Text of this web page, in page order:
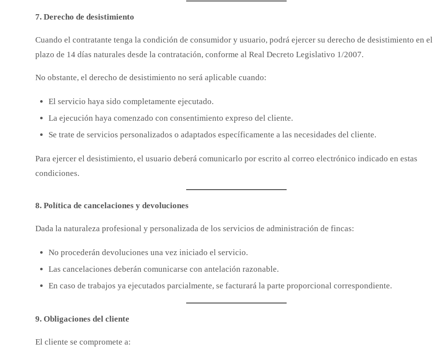
7. Derecho de desistimiento
Cuando el contratante tenga la condición de consumidor y usuario, podrá ejercer su derecho de desistimiento en el
plazo de 14 días naturales desde la contratación, conforme al Real Decreto Legislativo 1/2007.
No obstante, el derecho de desistimiento no será aplicable cuando:
El servicio haya sido completamente ejecutado.
La ejecución haya comenzado con consentimiento expreso del cliente.
Se trate de servicios personalizados o adaptados específicamente a las necesidades del cliente.
Para ejercer el desistimiento, el usuario deberá comunicarlo por escrito al correo electrónico indicado en estas
condiciones.
8. Política de cancelaciones y devoluciones
Dada la naturaleza profesional y personalizada de los servicios de administración de fincas:
No procederán devoluciones una vez iniciado el servicio.
Las cancelaciones deberán comunicarse con antelación razonable.
En caso de trabajos ya ejecutados parcialmente, se facturará la parte proporcional correspondiente.
9. Obligaciones del cliente
El cliente se compromete a: